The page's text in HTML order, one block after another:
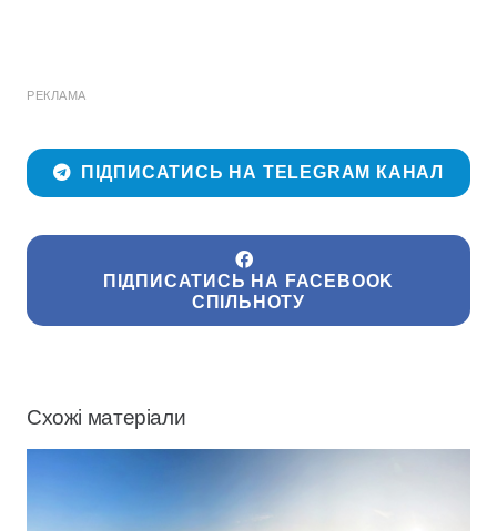
РЕКЛАМА
ПІДПИСАТИСЬ НА TELEGRAM КАНАЛ
ПІДПИСАТИСЬ НА FACEBOOK
СПІЛЬНОТУ
Схожі матеріали